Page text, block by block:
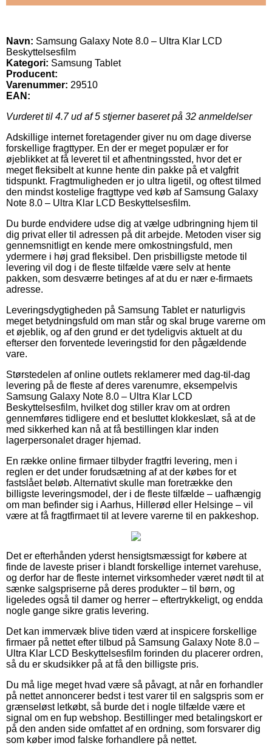
Navn: Samsung Galaxy Note 8.0 – Ultra Klar LCD
Beskyttelsesfilm
Kategori: Samsung Tablet
Producent:
Varenummer: 29510
EAN:
Vurderet til 4.7ud af 5 stjerner baseret på 32 anmeldelser
Adskillige internet foretagender giver nu om dage diverse
forskellige fragttyper. En der er meget populær er for
øjeblikket at få leveret til et afhentningssted, hvor det er
meget fleksibelt at kunne hente din pakke på et valgfrit
tidspunkt. Fragtmuligheden er jo ultra ligetil, og oftest tilmed
den mindst kostelige fragttype ved køb af Samsung Galaxy
Note 8.0 – Ultra Klar LCD Beskyttelsesfilm.
Du burde endvidere udse dig at vælge udbringning hjem til
dig privat eller til adressen på dit arbejde. Metoden viser sig
gennemsnitligt en kende mere omkostningsfuld, men
ydermere i høj grad fleksibel. Den prisbilligste metode til
levering vil dog i de fleste tilfælde være selv at hente
pakken, som desværre betinges af at du er nær e-firmaets
adresse.
Leveringsdygtigheden på Samsung Tablet er naturligvis
meget betydningsfuld om man står og skal bruge varerne om
et øjeblik, og af den grund er det tydeligvis aktuelt at du
efterser den forventede leveringstid for den pågældende
vare.
Størstedelen af online outlets reklamerer med dag-til-dag
levering på de fleste af deres varenumre, eksempelvis
Samsung Galaxy Note 8.0 – Ultra Klar LCD
Beskyttelsesfilm, hvilket dog stiller krav om at ordren
gennemføres tidligere end et besluttet klokkeslæt, så at de
med sikkerhed kan nå at få bestillingen klar inden
lagerpersonalet drager hjemad.
En række online firmaer tilbyder fragtfri levering, men i
reglen er det under forudsætning af at der købes for et
fastslået beløb. Alternativt skulle man foretrække den
billigste leveringsmodel, der i de fleste tilfælde – uafhængig
om man befinder sig i Aarhus, Hillerød eller Helsinge – vil
være at få fragtfirmaet til at levere varerne til en pakkeshop.
Det er efterhånden yderst hensigtsmæssigt for købere at
finde de laveste priser i blandt forskellige internet varehuse,
og derfor har de fleste internet virksomheder været nødt til at
sænke salgspriserne på deres produkter – til børn, og
ligeledes også til damer og herrer – eftertrykkeligt, og endda
nogle gange sikre gratis levering.
Det kan immervæk blive tiden værd at inspicere forskellige
firmaer på nettet efter tilbud på Samsung Galaxy Note 8.0 –
Ultra Klar LCD Beskyttelsesfilm forinden du placerer ordren,
så du er skudsikker på at få den billigste pris.
Du må lige meget hvad være så påvagt, at når en forhandler
på nettet annoncerer bedst i test varer til en salgspris som er
grænseløst letkøbt, så burde det i nogle tilfælde være et
signal om en fup webshop. Bestillinger med betalingskort er
på den anden side omfattet af en ordning, som forsvarer dig
som køber imod falske forhandlere på nettet.